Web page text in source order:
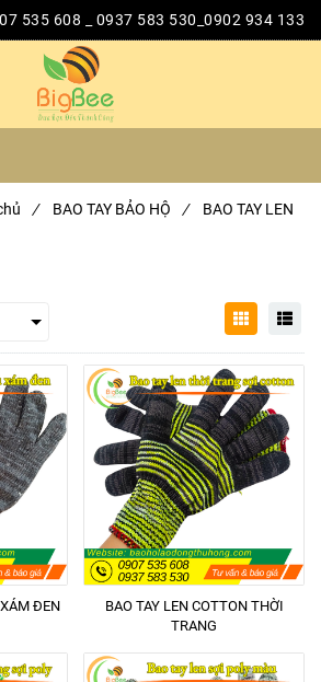
535 608 _ 0937 583 530_0902 934 133
/ BAO TAY BẢO HỘ / BAO TAY LEN
ĐEN
BAO TAY LEN COTTON THỜI
TRANG